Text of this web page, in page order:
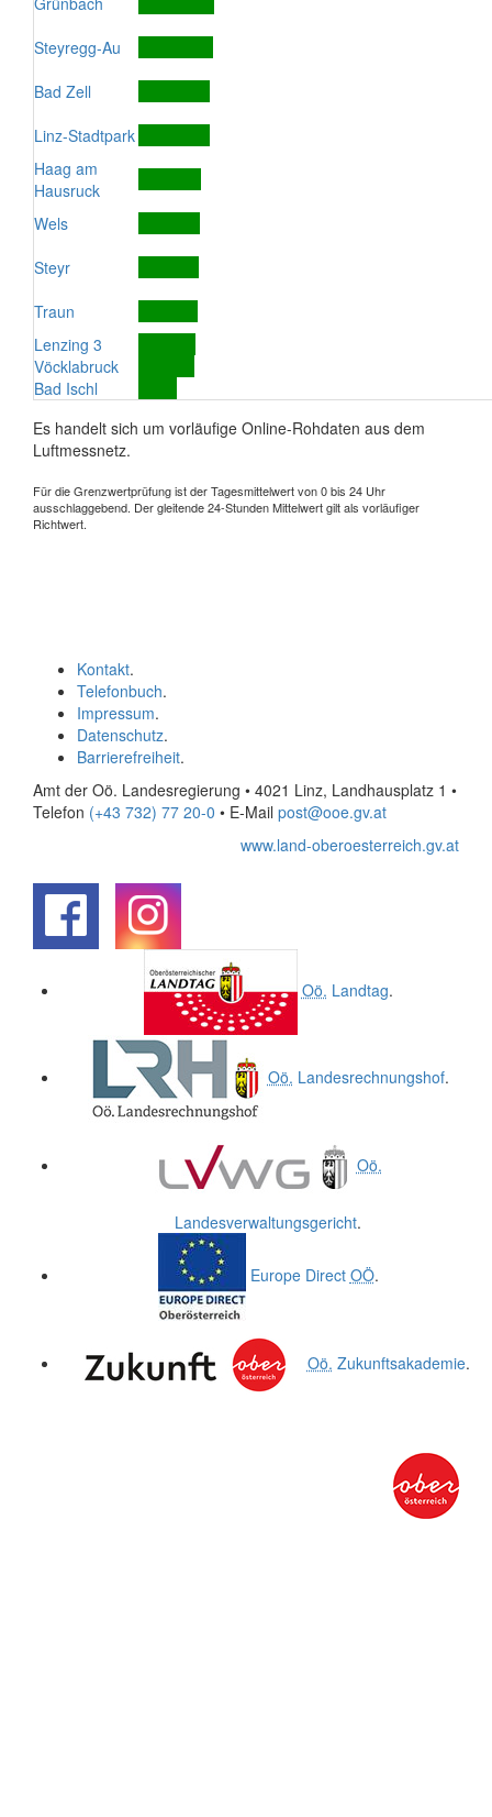
Steyregg-Au
Bad Zell
Linz-Stadtpark
Haag am
Hausruck
Wels
Steyr
Traun
Lenzing 3
Vöcklabruck
Bad Ischl
Es handelt sich um vorläufige Online-Rohdaten aus dem
Luftmessnetz.
Für die Grenzwertprüfung ist der Tagesmittelwert von 0 bis 24 Uhr
ausschlaggebend. Der gleitende 24-Stunden Mittelwert gilt als vorläufiger
Richtwert.
Kontakt.
Telefonbuch.
Impressum.
Datenschutz.
Barrierefreiheit.
Amt der Oö. Landesregierung • 4021 Linz, Landhausplatz 1 •
Telefon (+43 732) 77 20-0 • E-Mail post@ooe.gv.at
www.land-oberoesterreich.gv.at
Oö. Landtag.
Oö. Landesrechnungshof.
Oö.
Landesverwaltungsgericht.
Europe Direct OÖ.
Oö. Zukunftsakademie.